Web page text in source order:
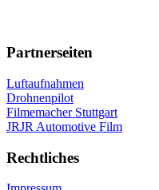
Partnerseiten
Luftaufnahmen
Drohnenpilot
Filmemacher Stuttgart
JRJR Automotive Film
Rechtliches